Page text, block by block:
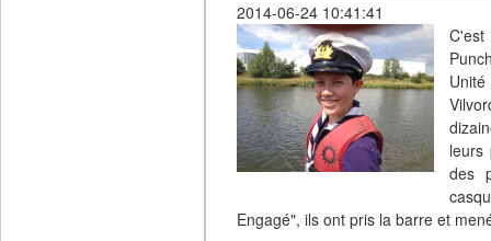
2014-06-24 10:41:41
leurs
des
Engagé", ils ont pris la barre et